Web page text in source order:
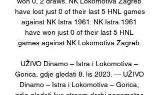
have lost just 0 of their last 5 HNL games
against NK Istra 1961. NK Istra 1961
have won just 0 of their last 5 HNL
games against NK Lokomotiva Zagreb.
UŽIVO Dinamo – Istra i Lokomotiva –
Gorica, gdje gledati 8. lis 2023. — UŽIVO
Dinamo – Istra i Lokomotiva – Gorica,